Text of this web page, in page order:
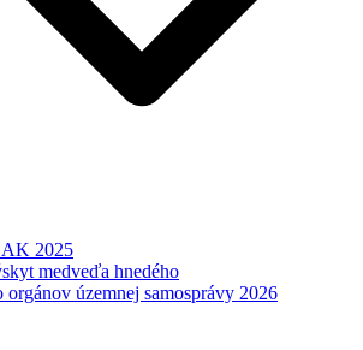
2025
medveďa hnedého
územnej samosprávy 2026